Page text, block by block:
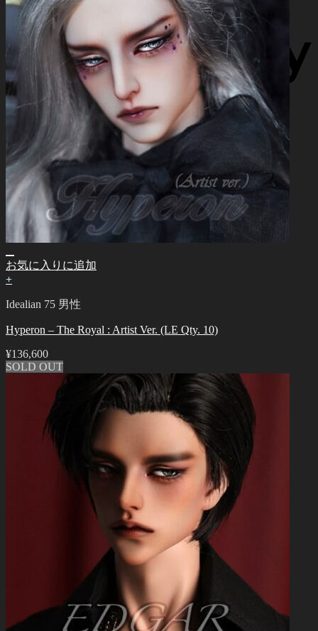
お気に入りに追加
+
Idealian 75 男性
Hyperon – The Royal : Artist Ver. (LE Qty. 10)
¥136,600
SOLD OUT